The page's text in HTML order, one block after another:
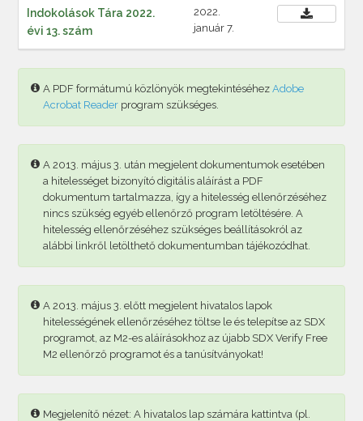
Indokolások Tára 2022.
évi 13. szám
2022.
január 7.
A PDF formátumú közlönyök megtekintéséhezAdobe
Acrobat Reader program szükséges.
A 2013. május 3. után megjelent dokumentumok esetében
a hitelességet bizonyító digitális aláírást a PDF
dokumentum tartalmazza, így a hitelesség ellenőrzéséhez
nincs szükség egyéb ellenőrző program letöltésére. A
hitelesség ellenőrzéséhez szükséges beállításokról az
alábbi linkről letölthető dokumentumban tájékozódhat.
A 2013. május 3. előtt megjelent hivatalos lapok
hitelességének ellenőrzéséhez töltse le és telepítse az SDX
programot, az M2-es aláírásokhoz az újabb SDX Verify Free
M2 ellenőrző programot és a tanúsítványokat!
Megjelenítő nézet: A hivatalos lap számára kattintva (pl.